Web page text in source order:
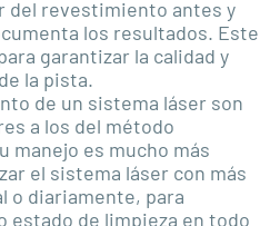
del revestimiento antes y
los resultados. Este
garantizar la calidad y
la pista.
de un sistema láser son
a los del método
manejo es mucho más
el sistema láser con más
o diariamente, para
estado de limpieza en todo